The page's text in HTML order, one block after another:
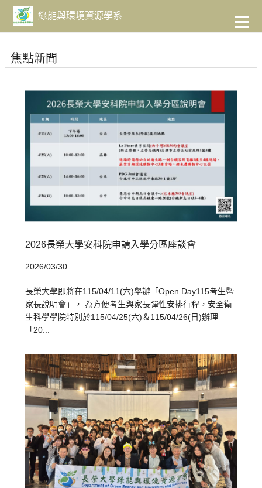
主
要
容
綠能與環境資源學系
焦點新聞
2026長榮大學安科院申請入學分區座談會
2026/03/30
長榮大學即將在115/04/11(六)舉辦「Open Day115考生暨
家長說明會」， 為方便考生與家長彈性安排行程，安全衛
生科學學院特別於115/04/25(六)＆115/04/26(日)辦理
「20...